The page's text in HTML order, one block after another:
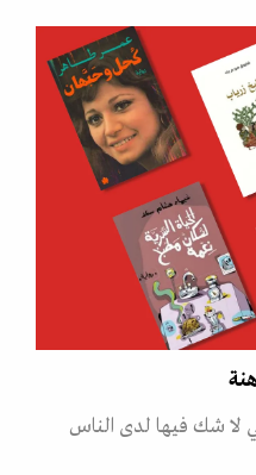
لا شك فيها لدى الناس